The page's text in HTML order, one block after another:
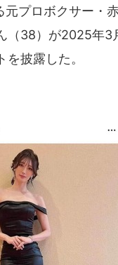
プロボクサー・
（38）が2025年3
披露した。